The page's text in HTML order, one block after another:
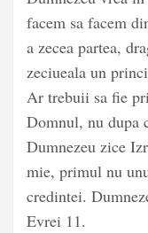
facem sa facem
a zecea partea,
zeciueala un
Ar trebuii sa fie
Domnul, nu dupa
Dumnezeu zice
mie, primul nu
credintei.
Evrei 11.